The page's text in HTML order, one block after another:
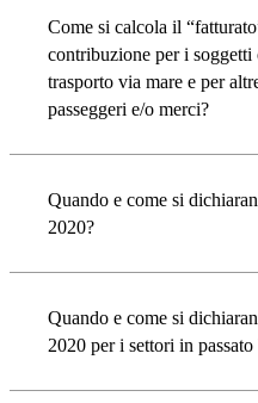
Come si calcola il
contribuzione per i soggetti
trasporto via mare e per
passeggeri e/o merci?
Quando e come si
2020?
Quando e come si
2020 per i settori in